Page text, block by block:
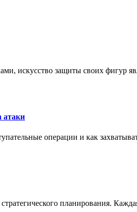
искусство защиты своих фигур
атаки
операции и как
планирования.